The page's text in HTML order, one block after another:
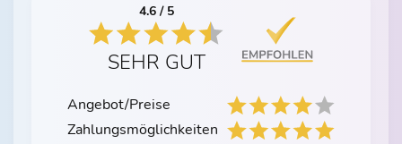
4.6 / 5
SEHR GUT
Angebot/Preise
Zahlungsmöglichkeiten